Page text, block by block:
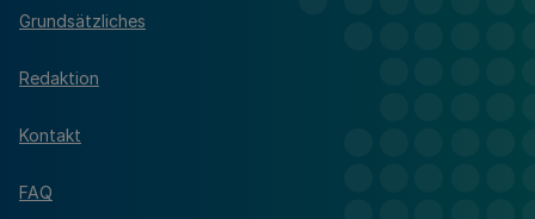
Grundsätzliches
Redaktion
Kontakt
FAQ